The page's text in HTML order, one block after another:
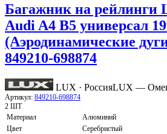
Багажник на рейлинги
Audi A4 B5 универсал
(Аэродинамические
849210-698874
LUX · РоссияLUX —
Артикул: 849210-698874
2 ШТ
Материал
Алюминий
Цвет
Серебристый